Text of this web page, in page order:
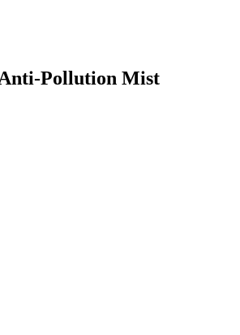
Anti-Pollution Mist